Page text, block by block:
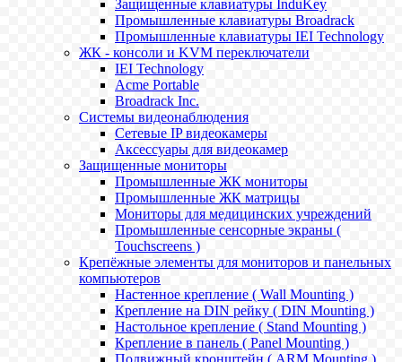
Защищенные клавиатуры InduKey
Промышленные клавиатуры Broadrack
Промышленные клавиатуры IEI Technology
ЖК - консоли и KVM переключатели
IEI Technology
Acme Portable
Broadrack Inc.
Системы видеонаблюдения
Сетевые IP видеокамеры
Аксессуары для видеокамер
Защищенные мониторы
Промышленные ЖК мониторы
Промышленные ЖК матрицы
Мониторы для медицинских учреждений
Промышленные сенсорные экраны (
Touchscreens )
Крепёжные элементы для мониторов и панельных
компьютеров
Настенное крепление ( Wall Mounting )
Крепление на DIN рейку ( DIN Mounting )
Настольное крепление ( Stand Mounting )
Крепление в панель ( Panel Mounting )
Подвижный кронштейн ( ARM Mounting )